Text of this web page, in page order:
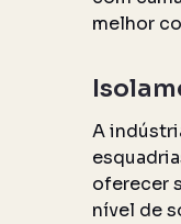
melhor
A
oferecer
nível de